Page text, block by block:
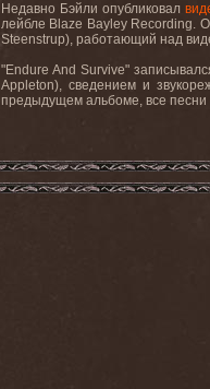
Недавно Бэйли опубликовал
лейбле Blaze Bayley Recording.
Steenstrup), работающий над
"Endure And Survive"
Appleton), сведением и
предыдущем альбоме, все песни